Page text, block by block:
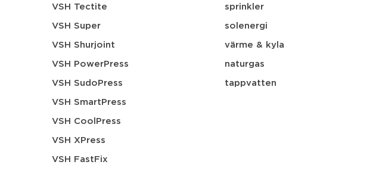
VSH Tectite
VSH Super
VSH Shurjoint
VSH PowerPress
VSH SudoPress
VSH SmartPress
VSH CoolPress
VSH XPress
VSH FastFix
sprinkler
solenergi
värme & kyla
naturgas
tappvatten